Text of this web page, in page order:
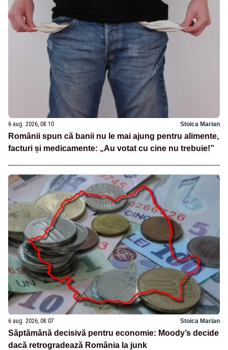
6 aug. 2026, 08:10 Stoica Marian
Românii spun că banii nu le mai ajung pentru alimente,
facturi și medicamente: „Au votat cu cine nu trebuie!”
6 aug. 2026, 08:07 Stoica Marian
Săptămână decisivă pentru economie: Moody’s decide
dacă retrogradează România la junk